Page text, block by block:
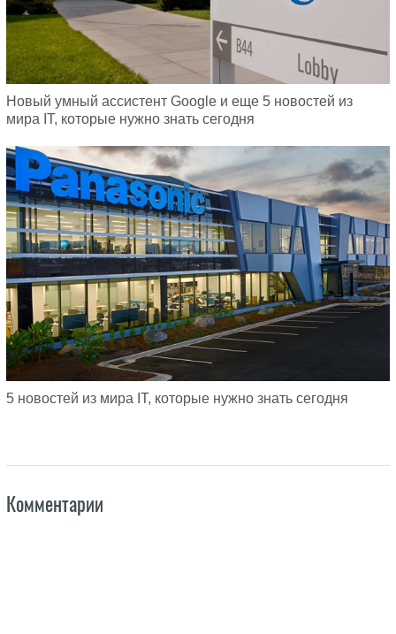
Новый умный ассистент Google и еще 5 новостей из
мира IT, которые нужно знать сегодня
5 новостей из мира IT, которые нужно знать сегодня
Комментарии